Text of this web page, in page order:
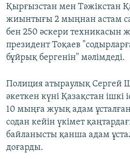
Қырғызстан мен Тәжікстан
жиынтығы 2 мыңнан астам
бен 250 әскери техникасын
президент Тоқаев
бұйрық бергенін" мәлімдеді.
Полиция атыраулық Сергей
әкеткен күні Қазақстан ішкі
10 мыңға жуық адам
содан кейін үкімет
байланысты қанша адам
доғарды.